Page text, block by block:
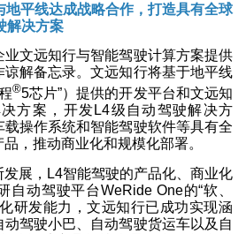
地平线达成战略合作，打造具有全球
解决方案
业文远知行与智能驾驶计算方案提供
解备忘录。文远知行将基于地平线
®5芯片”）提供的开发平台和文远知
方案，开发L4级自动驾驶解决方
操作系统和智能驾驶软件等具有全
，推动商业化和规模化部署。
展，L4智能驾驶的产品化、商业化
自动驾驶平台WeRide One的“软、
研发能力，文远知行已成功实现涵
驾驶小巴、自动驾驶货运车以及自